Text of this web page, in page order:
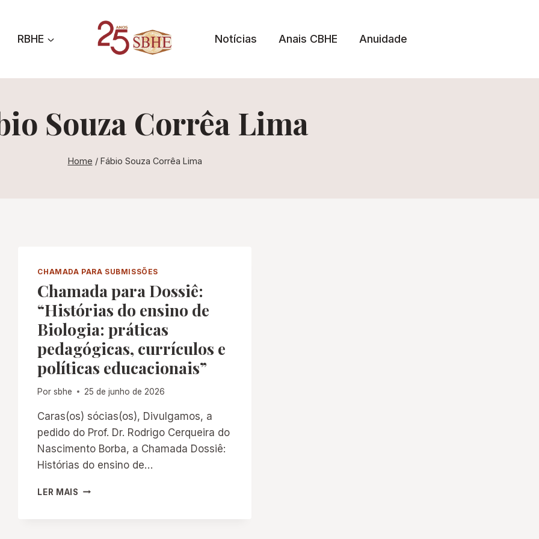
RBHE Notícias Anais CBHE Anuidade
Souza Corrêa Lima
Home / Fábio Souza Corrêa Lima
CHAMADA PARA SUBMISSÕES
Chamada para Dossiê:
“Histórias do ensino de
Biologia: práticas
pedagógicas, currículos e
políticas educacionais”
Por sbhe 25 de junho de 2026
Caras(os) sócias(os), Divulgamos, a
pedido do Prof. Dr. Rodrigo Cerqueira do
Nascimento Borba, a Chamada Dossiê:
Histórias do ensino de…
LER MAIS CHAMADA